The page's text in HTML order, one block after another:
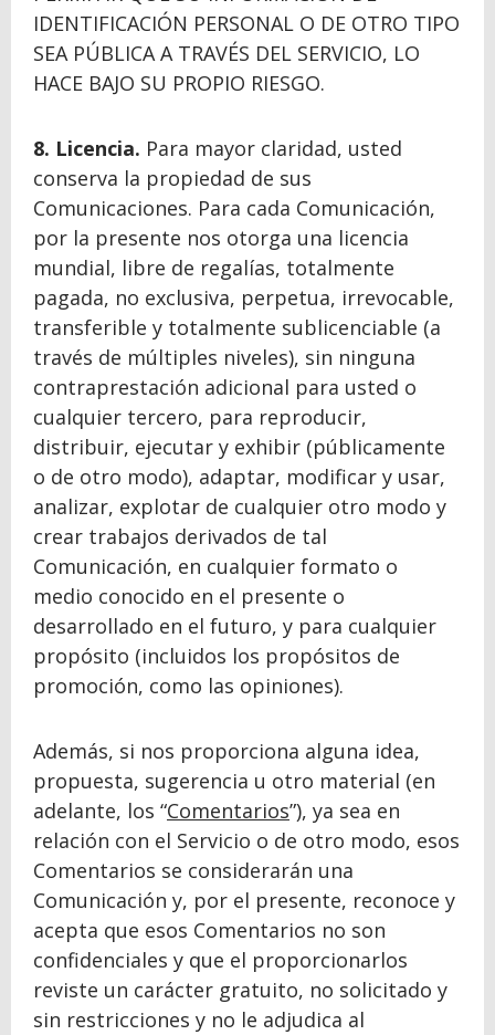
IDENTIFICACIÓN PERSONAL O DE OTRO TIPO
SEA PÚBLICA A TRAVÉS DEL SERVICIO, LO
HACE BAJO SU PROPIO RIESGO.
8. Licencia. Para mayor claridad, usted
conserva la propiedad de sus
Comunicaciones. Para cada Comunicación,
por la presente nos otorga una licencia
mundial, libre de regalías, totalmente
pagada, no exclusiva, perpetua, irrevocable,
transferible y totalmente sublicenciable (a
través de múltiples niveles), sin ninguna
contraprestación adicional para usted o
cualquier tercero, para reproducir,
distribuir, ejecutar y exhibir (públicamente
o de otro modo), adaptar, modificar y usar,
analizar, explotar de cualquier otro modo y
crear trabajos derivados de tal
Comunicación, en cualquier formato o
medio conocido en el presente o
desarrollado en el futuro, y para cualquier
propósito (incluidos los propósitos de
promoción, como las opiniones).
Además, si nos proporciona alguna idea,
propuesta, sugerencia u otro material (en
adelante, los “Comentarios”), ya sea en
relación con el Servicio o de otro modo, esos
Comentarios se considerarán una
Comunicación y, por el presente, reconoce y
acepta que esos Comentarios no son
confidenciales y que el proporcionarlos
reviste un carácter gratuito, no solicitado y
sin restricciones y no le adjudica al